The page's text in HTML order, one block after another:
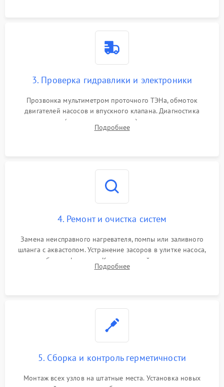
3. Проверка гидравлики и электроники
Прозвонка мультиметром проточного ТЭНа, обмоток
двигателей насосов и впускного клапана. Диагностика
прессостата (датчика уровня воды), датчика мутности,
концевика дверцы и электронного модуля управления.
Подробнее
4. Ремонт и очистка систем
Замена неисправного нагревателя, помпы или заливного
шланга с аквастопом. Устранение засоров в улитке насоса,
патрубках и фильтрах. Компонентный ремонт платы
управления, восстановление поврежденной проводки.
Подробнее
5. Сборка и контроль герметичности
Монтаж всех узлов на штатные места. Установка новых